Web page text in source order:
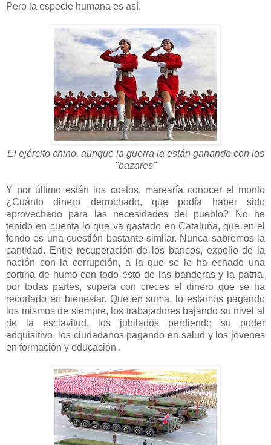
Pero la especie humana es así.
El ejército chino, aunque la guerra la están ganando con los
"bazares"
Y por último están los costos, marearía conocer el monto
¿Cuánto dinero derrochado, que podía haber sido
aprovechado para las necesidades del pueblo? No he
tenido en cuenta lo que va gastado en Cataluña, que en el
fondo es una cuestión bastante similar. Nunca sabremos la
cantidad. Entre recuperación de los bancos, expolio de la
nación con la corrupción, a la que se le ha echado una
cortina de humo con todo esto de las banderas y la patria,
por todas partes, supera con creces el dinero que se ha
recortado en bienestar. Que en suma, lo estamos pagando
los mismos de siempre, los trabajadores bajando su nivel al
de la esclavitud, los jubilados perdiendo su poder
adquisitivo, los ciudadanos pagando en salud y los jóvenes
en formación y educación .